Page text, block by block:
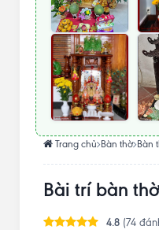
Trang chủ Bàn thờ Bàn
Bài trí bàn
4.8 (74